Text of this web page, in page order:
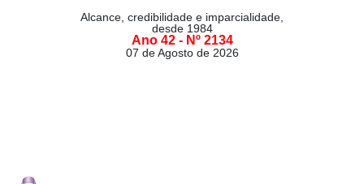
Alcance, credibilidade e imparcialidade,
desde 1984
Ano 42 - Nº 2134
07 de Agosto de 2026